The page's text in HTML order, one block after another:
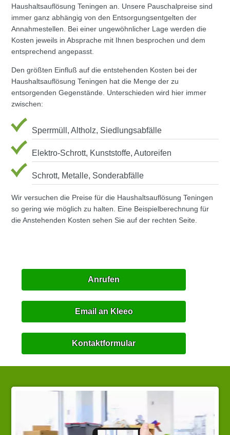
Haushaltsauflösung Teningen an. Unsere Pauschalpreise sind
immer ganz abhängig von den Entsorgungsentgelten der
Annahmestellen. Bei einer ungewöhnlicher Lage werden die
Kosten jeweils in Absprache mit Ihnen besprochen und dem
entsprechend angepasst.
Den größten Einfluß auf die entstehenden Kosten bei der
Haushaltsauflösung Teningen hat die Menge der zu
entsorgenden Gegenstände. Unterschieden wird hier immer
zwischen:
Sperrmüll, Altholz, Siedlungsabfälle
Elektro-Schrott, Kunststoffe, Autoreifen
Schrott, Metalle, Sonderabfälle
Wir versuchen die Preise für die Haushaltsauflösung Teningen
so gering wie möglich zu halten. Eine Beispielberechnung für
die Anstehenden Kosten sehen Sie auf der rechten Seite.
Anrufen
Email an Kleeo
Kontaktformular